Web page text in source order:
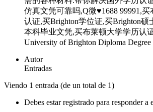
仿真文凭可靠吗,Q微♥1688 99991,
认证,买Brighton学位证,买Brighton硕
本科毕业文凭,买布莱顿大学学历认
University of Brighton Diploma
Autor
Entradas
Viendo 1 entrada (de un total de 1)
Debes estar registrado para responder a